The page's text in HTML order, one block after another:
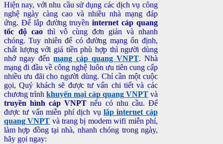
Hiện nay, với nhu cầu sử dụng các dịch vụ công
nghệ ngày càng cao và nhiều nhà mạng đáp
ứng. Để lắp đường truyềninternet cáp quang
tốc độ caothì vô cùng đơn giản và nhanh
chóng. Tuy nhiên để có đường mạng ổn định,
chất lượng với giá tiền phù hợp thì người dùng
nhớ ngay đếnmạng cáp quang VNPT. Nhà
mạng đi đầu về công nghệ luôn ưu tiên cung cấp
nhiều ưu đãi cho người dùng. Chỉ cần một cuộc
gọi, Quý khách sẽ được tư vấn chi tiết và các
chương trìnhkhuyến mại cáp quang VNPTvà
truyền hình cáp VNPT nếu có nhu cầu. Để
được tư vấn miễn phí dịch vụlắp internet cáp
quang VNPT và trang bị modem wifi miễn phí,
làm hợp đồng tại nhà, nhanh chóng trong ngày,
hãy gọi ngay: